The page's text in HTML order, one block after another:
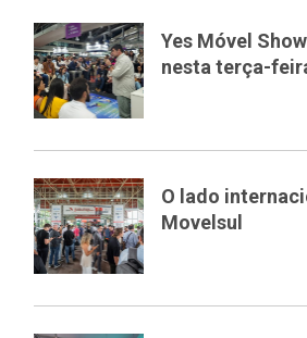
Yes Móvel
nesta terça-
O lado
Movelsul